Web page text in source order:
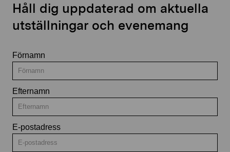
Håll dig uppdaterad om aktuella
utställningar och evenemang
Förnamn
Efternamn
E-postadress